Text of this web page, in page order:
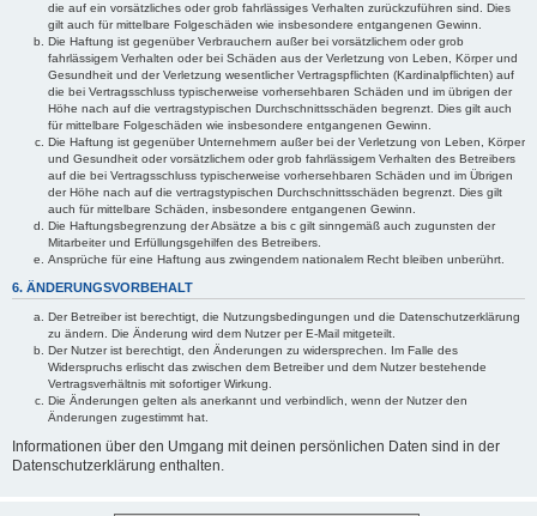
die auf ein vorsätzliches oder grob fahrlässiges Verhalten zurückzuführen sind. Dies
gilt auch für mittelbare Folgeschäden wie insbesondere entgangenen Gewinn.
Die Haftung ist gegenüber Verbrauchern außer bei vorsätzlichem oder grob
fahrlässigem Verhalten oder bei Schäden aus der Verletzung von Leben, Körper und
Gesundheit und der Verletzung wesentlicher Vertragspflichten (Kardinalpflichten) auf
die bei Vertragsschluss typischerweise vorhersehbaren Schäden und im übrigen der
Höhe nach auf die vertragstypischen Durchschnittsschäden begrenzt. Dies gilt auch
für mittelbare Folgeschäden wie insbesondere entgangenen Gewinn.
Die Haftung ist gegenüber Unternehmern außer bei der Verletzung von Leben, Körper
und Gesundheit oder vorsätzlichem oder grob fahrlässigem Verhalten des Betreibers
auf die bei Vertragsschluss typischerweise vorhersehbaren Schäden und im Übrigen
der Höhe nach auf die vertragstypischen Durchschnittsschäden begrenzt. Dies gilt
auch für mittelbare Schäden, insbesondere entgangenen Gewinn.
Die Haftungsbegrenzung der Absätze a bis c gilt sinngemäß auch zugunsten der
Mitarbeiter und Erfüllungsgehilfen des Betreibers.
Ansprüche für eine Haftung aus zwingendem nationalem Recht bleiben unberührt.
6. ÄNDERUNGSVORBEHALT
Der Betreiber ist berechtigt, die Nutzungsbedingungen und die Datenschutzerklärung
zu ändern. Die Änderung wird dem Nutzer per E-Mail mitgeteilt.
Der Nutzer ist berechtigt, den Änderungen zu widersprechen. Im Falle des
Widerspruchs erlischt das zwischen dem Betreiber und dem Nutzer bestehende
Vertragsverhältnis mit sofortiger Wirkung.
Die Änderungen gelten als anerkannt und verbindlich, wenn der Nutzer den
Änderungen zugestimmt hat.
Informationen über den Umgang mit deinen persönlichen Daten sind in der
Datenschutzerklärung enthalten.